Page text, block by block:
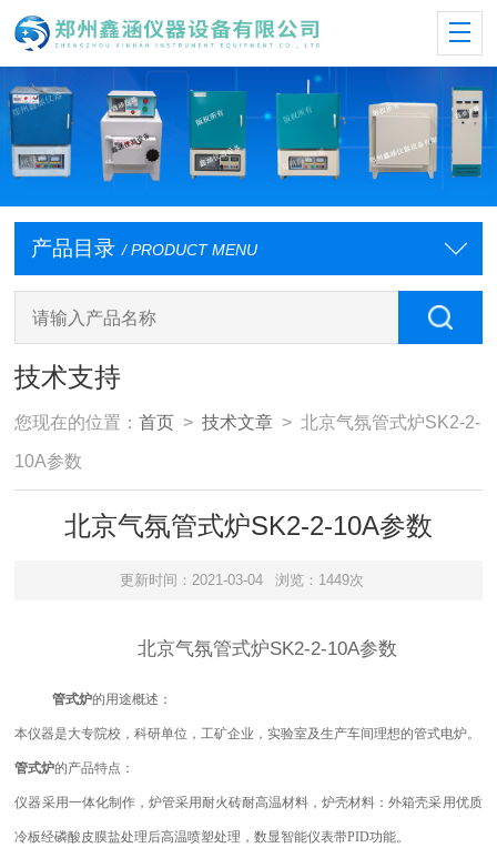
产品目录 / PRODUCT MENU
技术支持
您现在的位置：首页 >技术文章 > 北京气氛管式炉SK2-2-
10A参数
北京气氛管式炉SK2-2-10A参数
更新时间：2021-03-04 浏览：1449次
北京气氛管式炉SK2-2-10A参数
管式炉的用途概述：
本仪器是大专院校，科研单位，工矿企业，实验室及生产车间理想的管式电炉。
管式炉的产品特点：
仪器采用一体化制作， 炉管采用耐火砖耐高温材料，炉壳材料：外箱壳采用优质
冷板经磷酸皮膜盐处理后高温喷塑处理，数显智能仪表带PID功能。